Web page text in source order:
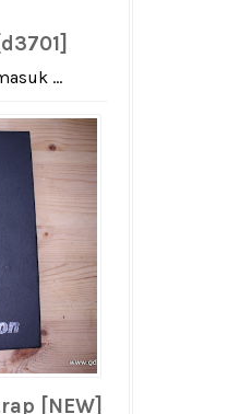
...
[NEW]